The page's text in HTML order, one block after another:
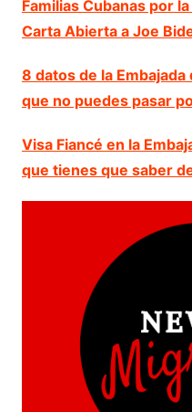
Familias Cubanas por
Carta Abierta a Joe
8 datos de la
que no puedes pasar
Visa Fiancé en la
que tienes que saber